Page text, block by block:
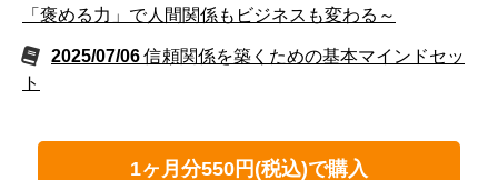
「褒める力」で人間関係もビジネスも変わる～
2025/07/06信頼関係を築くための基本マインドセッ
ト
1ヶ月分550円(税込)で購入